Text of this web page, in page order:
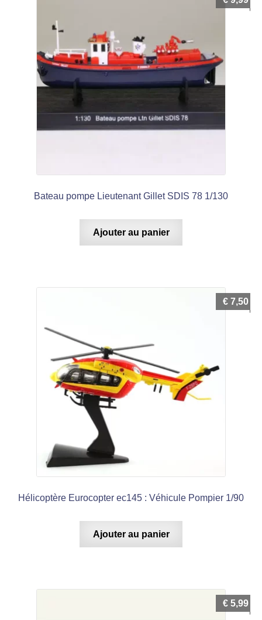
Bateau pompe Lieutenant Gillet SDIS 78 1/130
Ajouter au panier
Hélicoptère Eurocopter ec145 : Véhicule Pompier 1/90
€ 7,50
Ajouter au panier
€ 5,99